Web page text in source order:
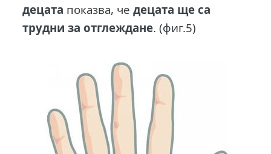
децата показва, чедецата ще са
трудни за отглеждане. (фиг.5)